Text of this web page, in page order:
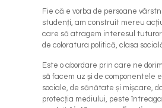
Fie că e vorba de persoane
studenți, am construit mereu
care să atragem interesul
de coloratura politică, clasa
Este o abordare prin care ne
să facem uz și de componentele
sociale, de sănătate și mișcare,
protecția mediului, peste